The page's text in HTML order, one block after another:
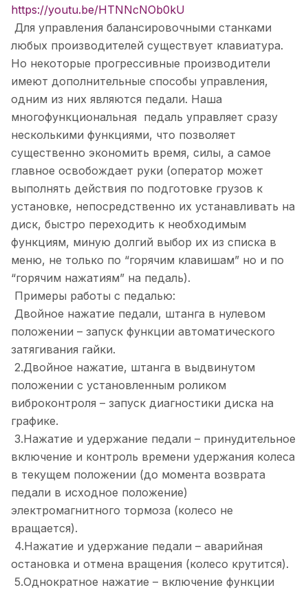
https://youtu.be/HTNNcNOb0kU
Для управления балансировочными станками
любых производителей существует клавиатура.
Но некоторые прогрессивные производители
имеют дополнительные способы управления,
одним из них являются педали. Наша
многофункциональная педаль управляет сразу
несколькими функциями, что позволяет
существенно экономить время, силы, а самое
главное освобождает руки (оператор может
выполнять действия по подготовке грузов к
установке, непосредственно их устанавливать на
диск, быстро переходить к необходимым
функциям, миную долгий выбор их из списка в
меню, не только по “горячим клавишам” но и по
“горячим нажатиям” на педаль).
Примеры работы с педалью:
Двойное нажатие педали, штанга в нулевом
положении – запуск функции автоматического
затягивания гайки.
2.Двойное нажатие, штанга в выдвинутом
положении с установленным роликом
виброконтроля – запуск диагностики диска на
графике.
3.Нажатие и удержание педали – принудительное
включение и контроль времени удержания колеса
в текущем положении (до момента возврата
педали в исходное положение)
электромагнитного тормоза (колесо не
вращается).
4.Нажатие и удержание педали – аварийная
остановка и отмена вращения (колесо крутится).
5.Однократное нажатие – включение функции